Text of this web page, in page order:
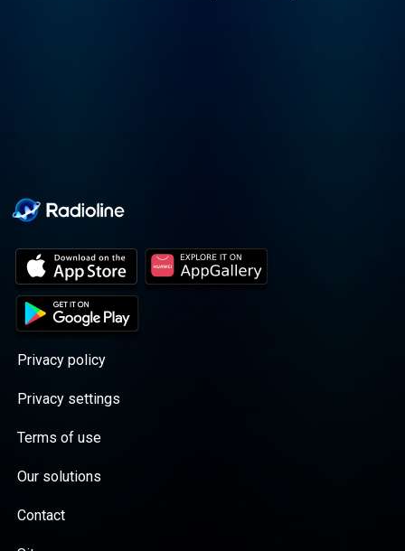
Privacy policy
Privacy settings
Terms of use
Our solutions
Contact